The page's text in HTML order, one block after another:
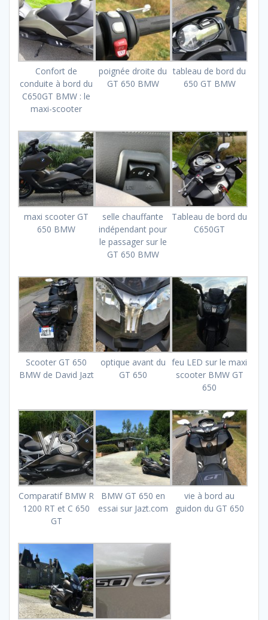
Confort de
conduite à bord du
C650GT BMW : le
maxi-scooter
poignée droite du
GT 650 BMW
tableau de bord du
650 GT BMW
maxi scooter GT
650 BMW
selle chauffante
indépendant pour
le passager sur le
GT 650 BMW
Tableau de bord du
C650GT
Scooter GT 650
BMW de David Jazt
optique avant du
GT 650
feu LED sur le maxi
scooter BMW GT
650
Comparatif BMW R
1200 RT et C 650
GT
BMW GT 650 en
essai sur Jazt.com
vie à bord au
guidon du GT 650